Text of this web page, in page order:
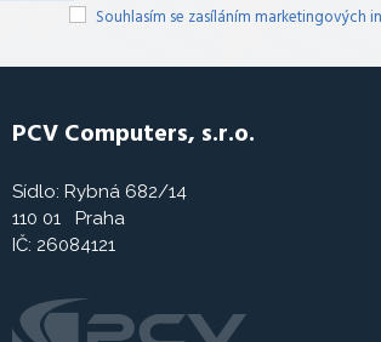
Souhlasím se zasíláním marketingových
PCV Computers, s.r.o.
Sídlo: Rybná 682/14
110 01 Praha
IČ: 26084121